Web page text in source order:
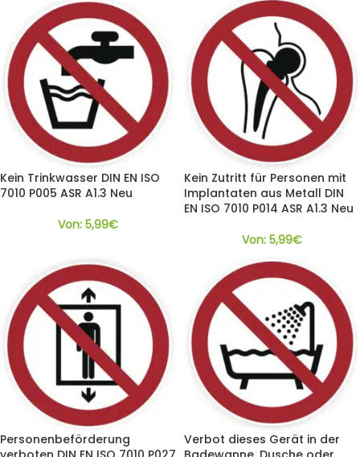
Kein Trinkwasser DIN EN ISO
7010 P005 ASR A1.3 Neu
Von: 5,99€
Kein Zutritt für Personen mit
Implantaten aus Metall DIN
EN ISO 7010 P014 ASR A1.3 Neu
Von: 5,99€
Personenbeförderung
Verbot dieses Gerät in der